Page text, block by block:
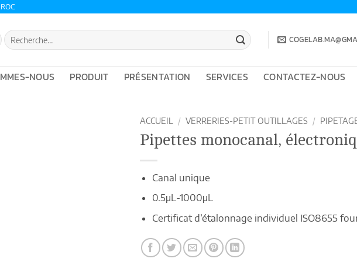
Recherche
pour :
NOUS PRODUIT PRÉSENTATION SERVICES CONTACTEZ-NOUS
ACCUEIL / VERRERIES-PETIT OUTILLAGES /
Pipettes monocanal,
Canal unique
0.5μL-1000μL
Certificat d’étalonnage individuel ISO8655